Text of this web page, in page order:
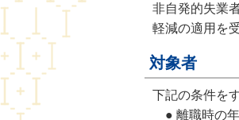
非自発的失業
軽減の適用を
対象者
下記の条件を
● 離職時の